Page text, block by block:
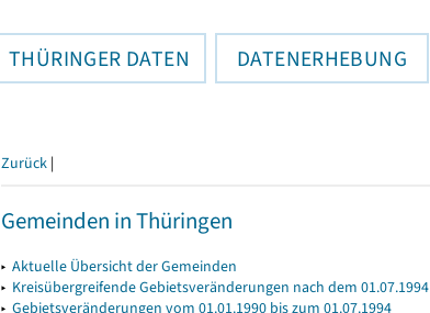
THÜRINGER DATEN DATENERHEBUNG
Zurück |
Gemeinden in Thüringen
▸ Aktuelle Übersicht der Gemeinden
▸ Kreisübergreifende Gebietsveränderungen nach dem 01.07.1994
▸ Gebietsveränderungen vom 01.01.1990 bis zum 01.07.1994